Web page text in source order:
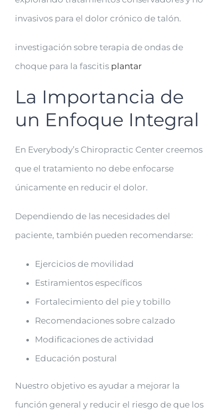
invasivos para el dolor crónico de talón.
investigación sobre terapia de ondas de
choque para la fascitis plantar
La Importancia de
un Enfoque Integral
En Everybody’s Chiropractic Center creemos
que el tratamiento no debe enfocarse
únicamente en reducir el dolor.
Dependiendo de las necesidades del
paciente, también pueden recomendarse:
Ejercicios de movilidad
Estiramientos específicos
Fortalecimiento del pie y tobillo
Recomendaciones sobre calzado
Modificaciones de actividad
Educación postural
Nuestro objetivo es ayudar a mejorar la
función general y reducir el riesgo de que los